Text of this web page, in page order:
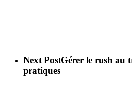
Next PostGérer le rush au
pratiques